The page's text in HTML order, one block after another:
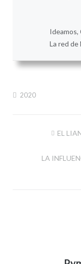
Ideamos,
La red
2020
Navegación
entradas
EL
LA